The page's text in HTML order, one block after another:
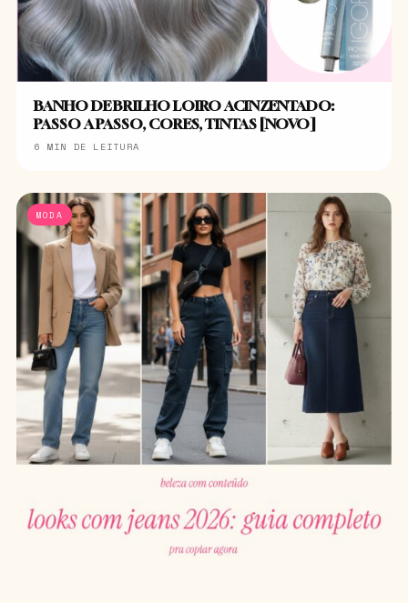
BANHO DE BRILHO LOIRO ACINZENTADO:
PASSO A PASSO, CORES, TINTAS [NOVO]
6 MIN DE LEITURA
MODA